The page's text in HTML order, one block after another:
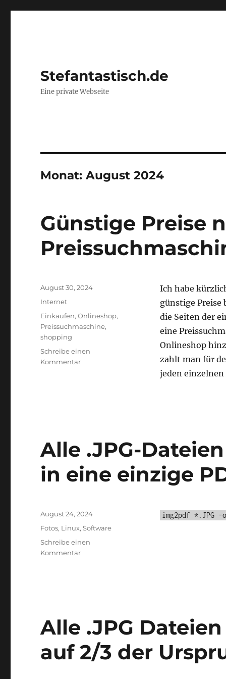
Stefantastisch.de
Eine private Webseite
Monat:August 2024
Günstige Preise
Ich habe
günstige Preise
die Seiten der
eine
Onlineshop
zahlt man für
jeden
Veröffentlicht
August 30, 2024
Kategorien
Internet
Schlagwörter
Einkaufen,Onlineshop,
Preissuchmaschine,
shopping
Schreibe einen
Kommentarzu
Alle .JPG-
in eine einzige
img2pdf *.JPG
Veröffentlicht
August 24, 2024
Kategorien
Fotos, Linux,Software
Schreibe einen
Kommentarzu
eine
einzige
PDF-
Alle .JPG
auf 2/3 der